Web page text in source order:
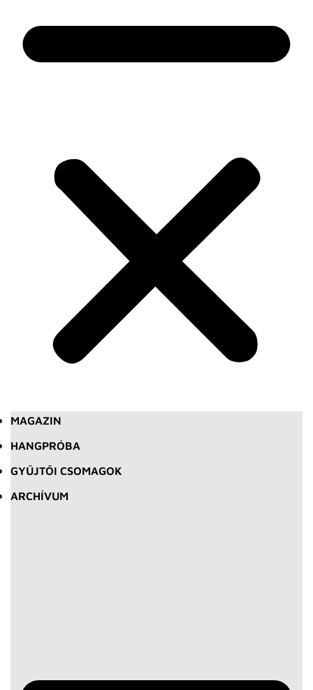
MAGAZIN
HANGPRÓBA
GYŰJTŐI CSOMAGOK
ARCHÍVUM